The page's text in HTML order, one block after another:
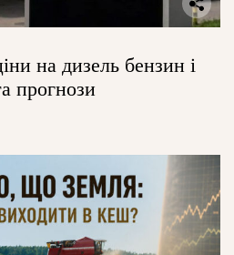
на дизель бензин і
прогнози